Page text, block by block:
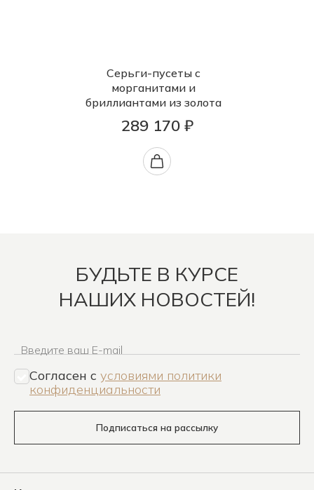
Серьги-пусеты с
морганитами и
бриллиантами из золота
289 170 ₽
БУДЬТЕ В КУРСЕ
НАШИХ НОВОСТЕЙ!
Введите ваш E-mail
Согласен c условиями политики
конфиденциальности
Подписаться на рассылку